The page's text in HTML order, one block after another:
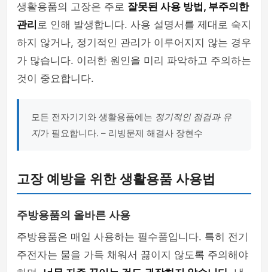
생활용품의 고장은 주로 잘못된 사용 방법, 부주의한
관리 로 인해 발생합니다. 사용 설명서를 제대로 숙지
하지 않거나, 정기적인 관리가 이루어지지 않는 경우
가 많습니다. 이러한 원인을 미리 파악하고 주의하는
것이 중요합니다.
모든 전자기기와 생활용품에는 정기적인 점검과 유
지가 필요합니다. – 리빙문제 해결사 장현수
고장 예방을 위한 생활용품 사용법
주방용품의 올바른 사용
주방용품은 매일 사용하는 필수품입니다. 특히 전기
주전자는 물을 가득 채워서 끓이지 않도록 주의해야